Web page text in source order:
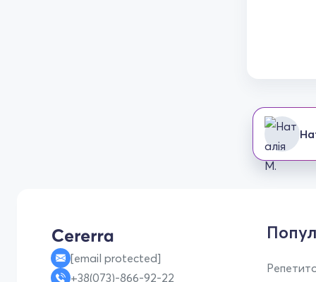
[email protected]
+38(073)-866-92-22